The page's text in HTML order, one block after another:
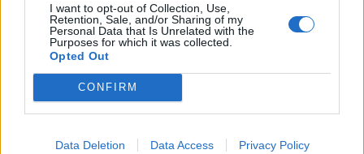
I want to opt-out of Collection, Use,
Retention, Sale, and/or Sharing of my
Personal Data that Is Unrelated with the
Purposes for which it was collected.
Opted Out
CONFIRM
Data Deletion Data Access Privacy Policy
MÁR ELŐFIZETŐNK VAGY?BEJELENTKEZÉS
© 2026 Portfolio